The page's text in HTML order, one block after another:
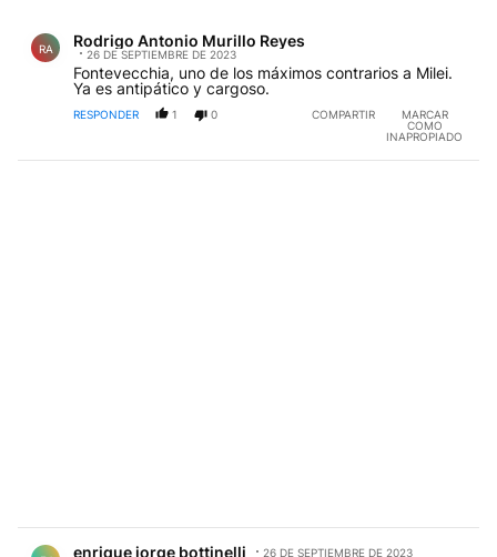
RA Rodrigo Antonio Murillo Reyes
26 DE SEPTIEMBRE DE 2023
Fontevecchia, uno de los máximos contrarios a Milei.
Ya es antipático y cargoso.
RESPONDER 1 0 COMPARTIR
MARCAR
COMO
INAPROPIADO
enrique jorge bottinelli 26 DE SEPTIEMBRE DE 2023